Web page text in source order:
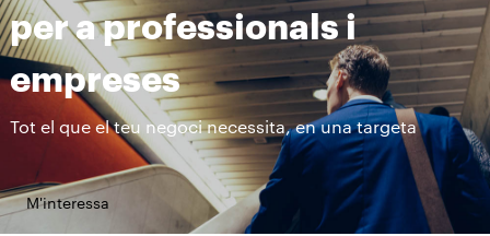
per a professionals i
empreses
Tot el que el teu negoci necessita, en una targeta
M'interessa